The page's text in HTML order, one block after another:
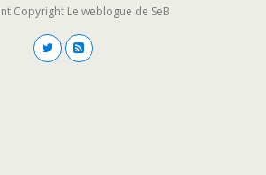
Copyright Le weblogue de SeB